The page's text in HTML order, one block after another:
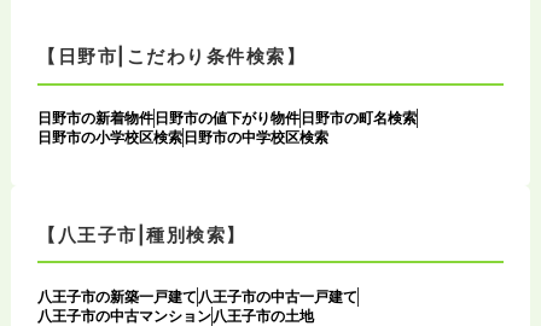
【日野市|こだわり条件検索】
日野市の新着物件 日野市の値下がり物件 日野市の町名検索
日野市の小学校区検索 日野市の中学校区検索
【八王子市|種別検索】
八王子市の新築一戸建て 八王子市の中古一戸建て
八王子市の中古マンション 八王子市の土地